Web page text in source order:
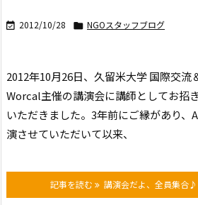
 2012/10/28  NGOスタッフブログ
2012年10月26日、久留米大学 国際交流
Worcal主催の講演会に講師としてお招
いただきました。 3年前にご縁があり、
演させていただいて以来、
記事を読む 講演会だよ、全員集合♪